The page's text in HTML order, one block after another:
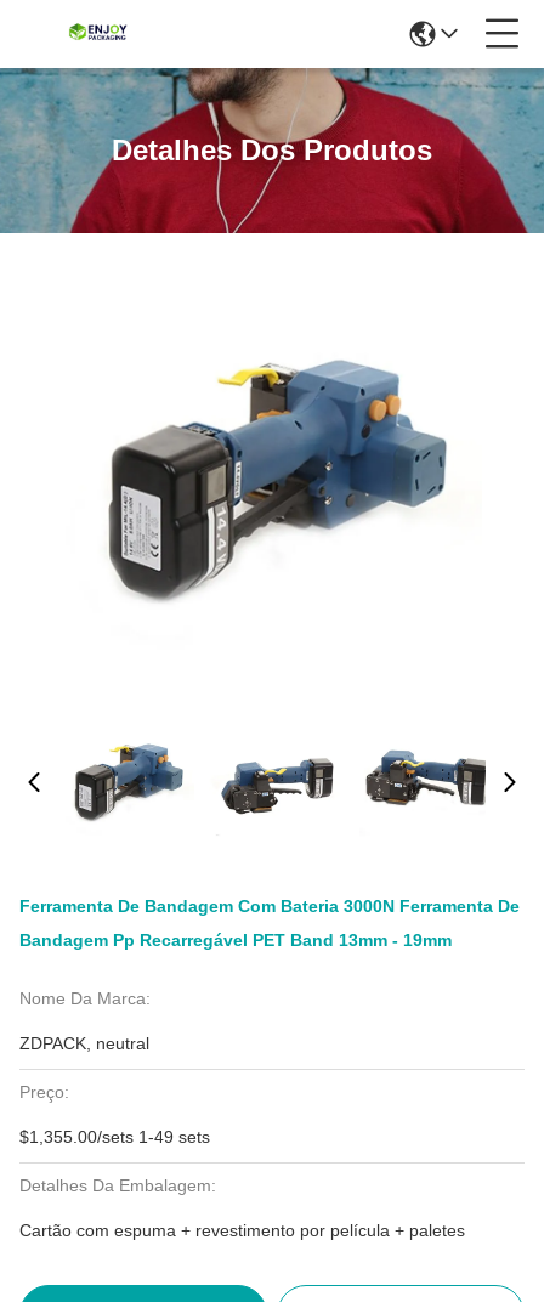
Detalhes Dos Produtos
Ferramenta De Bandagem Com Bateria 3000N Ferramenta De
Bandagem Pp Recarregável PET Band 13mm - 19mm
Nome Da Marca:
ZDPACK, neutral
Preço:
$1,355.00/sets 1-49 sets
Detalhes Da Embalagem:
Cartão com espuma + revestimento por película + paletes